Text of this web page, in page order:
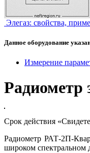
Элегаз: свойства,
Данное оборудование
Измерение
Радиометр
Срок действия
Радиометр РАТ-2П-
широком спектральном